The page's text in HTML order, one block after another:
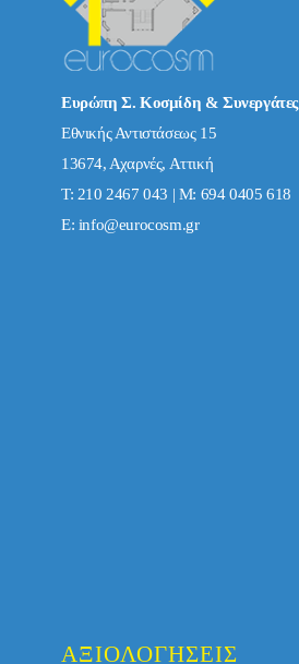
Ευρώπη Σ. Κοσμίδη & Συνεργάτες
Εθνικής Αντιστάσεως 15
13674, Αχαρνές, Αττική
Τ: 210 2467 043 | Μ: 694 0405 618
E: info@eurocosm.gr
ΑΞΙΟΛΟΓΉΣΕΙΣ